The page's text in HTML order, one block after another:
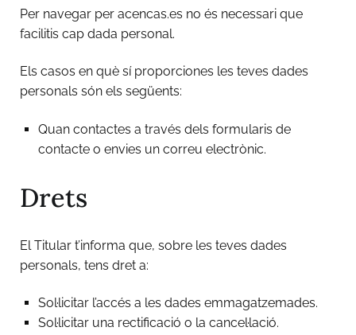
Per navegar per acencas.es no és necessari que
facilitis cap dada personal.
Els casos en què sí proporciones les teves dades
personals són els següents:
Quan contactes a través dels formularis de
contacte o envies un correu electrònic.
Drets
El Titular t’informa que, sobre les teves dades
personals, tens dret a:
Sol·licitar l’accés a les dades emmagatzemades.
Sol·licitar una rectificació o la cancel·lació.